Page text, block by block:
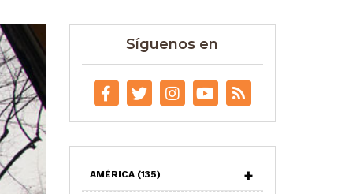
Síguenos en
AMÉRICA (135)